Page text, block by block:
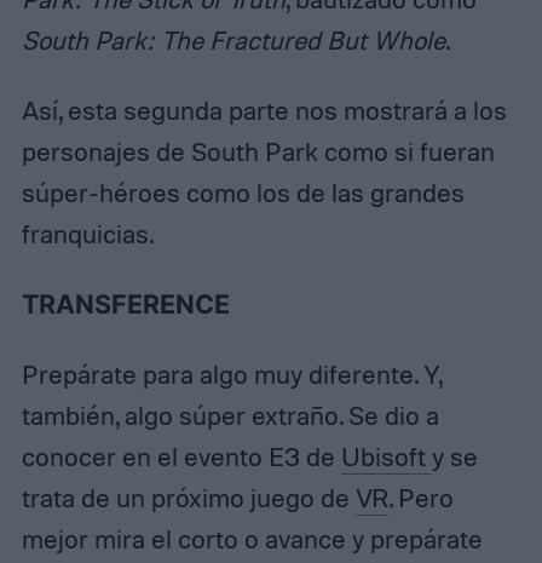
South Park: The Fractured But Whole.
Así, esta segunda parte nos mostrará a los
personajes de South Park como si fueran
súper-héroes como los de las grandes
franquicias.
TRANSFERENCE
Prepárate para algo muy diferente. Y,
también, algo súper extraño. Se dio a
conocer en el evento E3 de Ubisofty se
trata de un próximo juego de VR. Pero
mejor mira el corto o avance y prepárate